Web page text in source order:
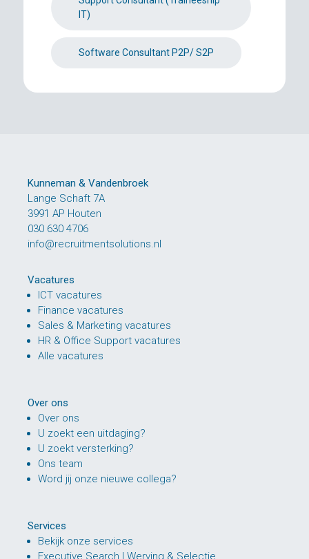
IT)
Software Consultant P2P/ S2P
Kunneman & Vandenbroek
Lange Schaft 7A
3991 AP Houten
030 630 4706
info@recruitmentsolutions.nl
Vacatures
ICT vacatures
Finance vacatures
Sales & Marketing vacatures
HR & Office Support vacatures
Alle vacatures
Over ons
Over ons
U zoekt een uitdaging?
U zoekt versterking?
Ons team
Word jij onze nieuwe collega?
Services
Bekijk onze services
Executive Search | Werving & Selectie